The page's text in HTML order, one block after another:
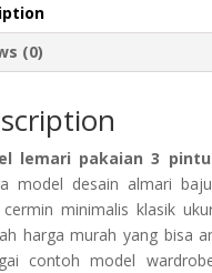
(0)
lemari pakaian 3
model desain almari
minimalis klasik
harga murah yang bisa
contoh model